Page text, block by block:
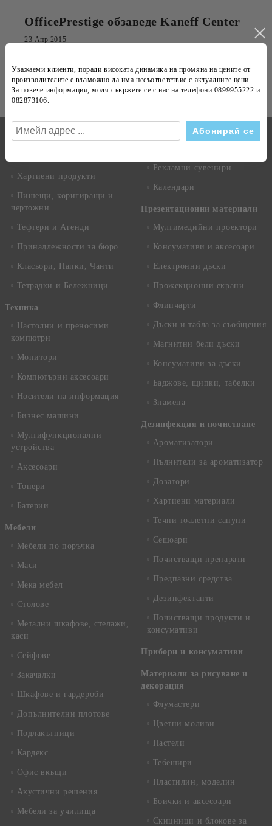
OfficePrestige обзаведе Kaneff Center
23 Апр 2015
Виж всички
Канцеларски материали
Хартиени продукти
Пишещи, коригиращи и
чертожни
Тефтери и Агенди
Принадлежности за бюро
Класьори, Папки, Чанти
Тетрадки и Бележници
Техника
Настолни и преносими
компютри
Монитори
Компютърни аксесоари
Носители на информация
Бизнес машини
Мултифункционални
устройства
Аксесоари
Тонери
Батерии
Mебели
Мебели по поръчка
Маси
Мека мебел
Столове
Метални шкафове, стелажи,
каси
Сейфове
Закачалки
Шкафове и гардероби
Допълнителни плотове
Подлакътници
Кардекс
Офис вкъщи
Акустични решения
Мебели за училища
Бележници
Рекламни сувенири
Календари
Презентационни материали
Мултимедийни проектори
Консумативи и аксесоари
Електронни дъски
Прожекционни екрани
Флипчарти
Дъски и табла за съобщения
Магнитни бели дъски
Консумативи за дъски
Баджове, щипки, табелки
Знамена
Дезинфекция и почистване
Ароматизатори
Пълнители за ароматизатор
Дозатори
Хартиени материали
Течни тоалетни сапуни
Сешоари
Почистващи препарати
Предпазни средства
Дезинфектанти
Почистващи продукти и
консумативи
Прибори и консумативи
Материали за рисуване и
декорация
Флумастери
Цветни моливи
Пастели
Тебешири
Пластилин, моделин
Боички и аксесоари
Скицници и блокове за
Уважаеми клиенти, поради високата динамика на промяна на цените от
производителите е възможно да има несъответствие с актуалните цени.
За повече информация, моля съвржете се с нас на телефони 0899955222 и
082873106.